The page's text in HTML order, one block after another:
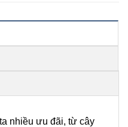
nhiều ưu đãi, từ cây